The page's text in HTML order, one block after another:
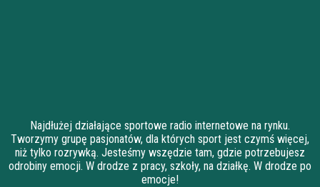
Najdłużej działające sportowe radio internetowe na rynku.
Tworzymy grupę pasjonatów, dla których sport jest czymś więcej,
niż tylko rozrywką. Jesteśmy wszędzie tam, gdzie potrzebujesz
odrobiny emocji. W drodze z pracy, szkoły, na działkę. W drodze po
emocje!